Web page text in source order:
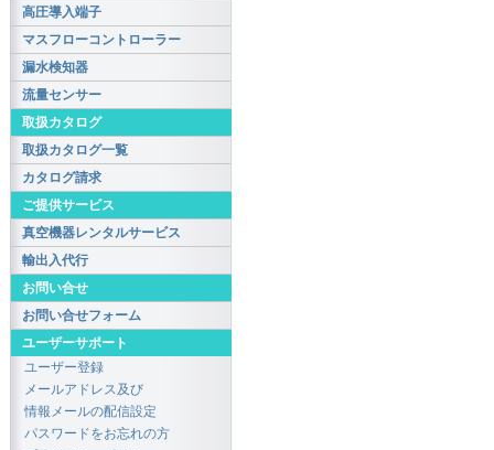
高圧導入端子
マスフローコントローラー
漏水検知器
流量センサー
取扱カタログ
取扱カタログ一覧
カタログ請求
ご提供サービス
真空機器レンタルサービス
輸出入代行
お問い合せ
お問い合せフォーム
ユーザーサポート
ユーザー登録
メールアドレス及び
情報メールの配信設定
パスワードをお忘れの方